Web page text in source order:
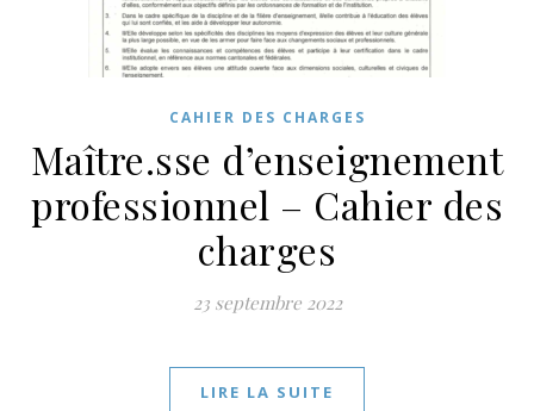
CAHIER DES CHARGES
Maître.sse d’enseignement
professionnel – Cahier des
charges
23 septembre 2022
LIRE LA SUITE